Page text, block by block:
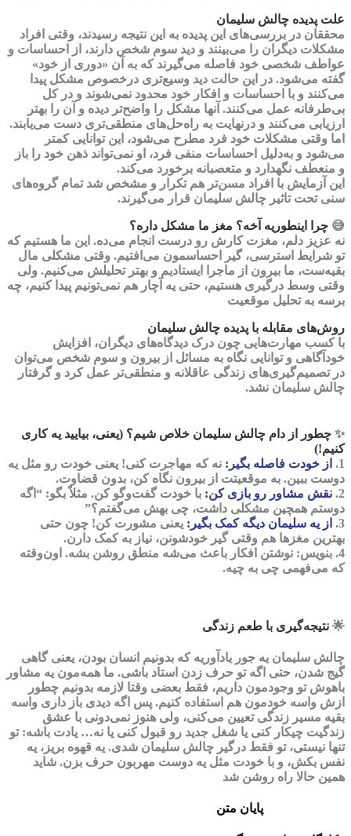
علت پدیده چالش سلیمان
محققان در بررسی‌های این پدیده به این نتیجه رسیدند، وقتی افراد
مشکلات دیگران را می‌بینند و دید سوم شخص دارند، از احساسات و
عواطف شخصی خود فاصله می‌گیرند که به آن «دوری از خود»
گفته می‌شود. در این حالت دید وسیع‌تری درخصوص مشکل پیدا
می‌کنند و با احساسات و افکار خود محدود نمی‌شوند و در کل
بی‌طرفانه عمل می‌کنند. آنها مشکل را واضح‌تر دیده و آن را بهتر
ارزیابی می‌کنند و درنهایت به راه‌حل‌های منطقی‌تری دست می‌یابند.
اما وقتی مشکلات خود فرد مطرح می‌شود، این توانایی کمتر
می‌شود و به‌دلیل احساسات منفی فرد، او نمی‌تواند ذهن خود را باز
و منعطف نگهدارد و متعصبانه برخورد می‌کند.
این آزمایش با افراد مسن‌تر هم تکرار و مشخص شد تمام گروه‌های
سنی تحت تاثیر چالش سلیمان قرار می‌گیرند.
😅 چرا اینطوریه آخه؟ مغز ما مشکل داره؟
نه عزیز دلم، مغزت کارش رو درست انجام می‌ده. این ما هستیم که
تو شرایط استرسی، گیر احساسمون می‌افتیم. وقتی مشکلی مال
بقیه‌ست، ما بیرون از ماجرا ایستادیم و بهتر تحلیلش می‌کنیم. ولی
وقتی وسط درگیری هستیم، حتی یه آچار هم نمی‌تونیم پیدا کنیم، چه
برسه به تحلیل موقعیت
روش‌های مقابله با پدیده چالش سلیمان
با کسب مهارت‌هایی چون درک دیدگاه‌های دیگران، افزایش
خودآگاهی و توانایی نگاه به مسائل از بیرون و سوم شخص می‌توان
در تصمیم‌گیری‌های زندگی عاقلانه و منطقی‌تر عمل کرد و گرفتار
چالش سلیمان نشد.
✨ چطور از دام چالش سلیمان خلاص شیم؟ (یعنی، بیایید یه کاری
کنیم!)
1.
از خودت فاصله بگیر: نه که مهاجرت کنی! یعنی خودت رو مثل یه
دوست ببین. به موقعیتت از بیرون نگاه کن، بدون قضاوت.
2. نقش مشاور رو بازی کن: با خودت گفت‌وگو کن. مثلاً بگو: “اگه
دوستم همچین مشکلی داشت، چی بهش می‌گفتم؟”
3.
از یه سلیمان دیگه کمک بگیر: یعنی مشورت کن! چون حتی
بهترین مغزها هم وقتی گیر خودشونن، نیاز به کمک دارن.
4. بنویس: نوشتن افکار باعث می‌شه منطق روشن بشه. اون‌وقته
که می‌فهمی چی به چیه.
🌟 نتیجه‌گیری با طعم زندگی
چالش سلیمان یه جور یادآوریه که بدونیم انسان بودن، یعنی گاهی
گیج شدن، حتی اگه تو حرف زدن استاد باشی. ما همه‌مون یه مشاور
باهوش تو وجودمون داریم، فقط بعضی وقتا لازمه بدونیم چطور
ازش واسه خودمون هم استفاده کنیم. پس اگه دیدی باز داری واسه
بقیه مسیر زندگی تعیین می‌کنی، ولی هنوز نمی‌دونی با عشق
زندگیت چیکار کنی یا شغل جدید رو قبول کنی یا نه… یادت باشه: تو
تنها نیستی، تو فقط درگیر چالش سلیمان شدی. یه قهوه بریز، یه
نفس بکش، و با خودت مثل یه دوست مهربون حرف بزن. شاید
همین حالا راه روشن شد
پایان متن